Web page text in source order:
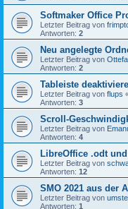
Softmaker Office
Letzter Beitrag von
Antworten: 2
Neu angelegte
Letzter Beitrag von
Antworten: 2
Tableiste
Letzter Beitrag von flups
Antworten: 3
Scroll-
Letzter Beitrag von
Antworten: 4
LibreOffice .odt
Letzter Beitrag von
Antworten: 12
SMO 2021 aus der
Letzter Beitrag von
Antworten: 1